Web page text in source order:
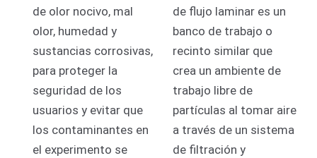
de olor nocivo, mal
olor, humedad y
sustancias corrosivas,
para proteger la
seguridad de los
usuarios y evitar que
los contaminantes en
el experimento se
de flujo laminar es un
banco de trabajo o
recinto similar que
crea un ambiente de
trabajo libre de
partículas al tomar aire
a través de un sistema
de filtración y